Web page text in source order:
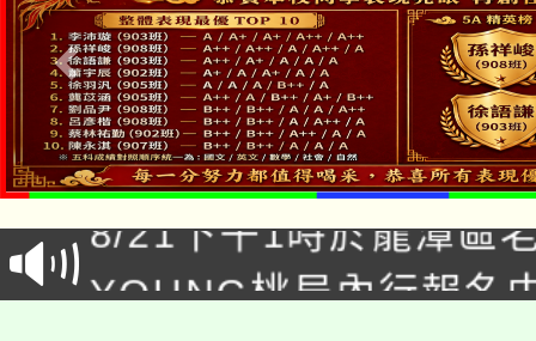
「本色祭」8/29、30在
場熱烈登場!
8/21下午1時於龍潭區
徵才活動。
YOUNG桃局內行報名